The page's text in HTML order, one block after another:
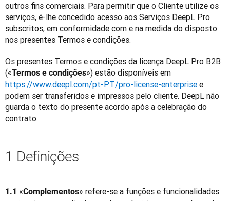
outros fins comerciais. Para permitir que o Cliente utilize os
serviços, é-lhe concedido acesso aos Serviços DeepL Pro
subscritos, em conformidade com e na medida do disposto
nos presentes Termos e condições.
Os presentes Termos e condições da licença DeepL Pro B2B
(«Termos e condições
https://www.deepl.com/pt-PT/pro-license-enterprise e
podem ser transferidos e impressos pelo cliente. DeepL não
guarda o texto do presente acordo após a celebração do
contrato.
1 Definições
1.1 «Complementos» refere-se a funções e funcionalidades